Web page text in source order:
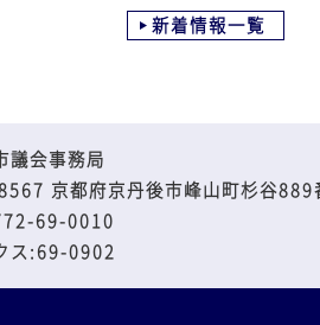
新着情報一覧
議会事務局
京都府京丹後市峰山町杉谷889
69-0010
ス:69-0902